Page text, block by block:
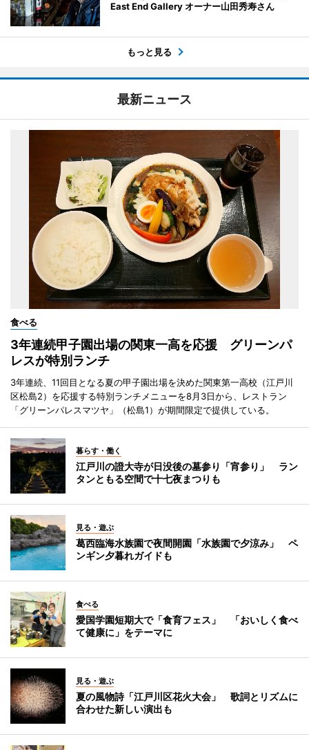
East End Gallery オーナー山田秀寿さん
もっと見る
最新ニュース
食べる
3年連続甲子園出場の関東一高を応援 グリーンパ
レスが特別ランチ
3年連続、11回目となる夏の甲子園出場を決めた関東第一高校（江戸川
区松島2）を応援する特別ランチメニューを8月3日から、レストラン
「グリーンパレスマツヤ」（松島1）が期間限定で提供している。
暮らす・働く
江戸川の證大寺が日没後の墓参り「宵参り」 ラン
タンともる空間で十七夜まつりも
見る・遊ぶ
葛西臨海水族園で夜間開園「水族園で夕涼み」 ペ
ンギン夕暮れガイドも
食べる
愛国学園短期大で「食育フェス」 「おいしく食べ
て健康に」をテーマに
見る・遊ぶ
夏の風物詩「江戸川区花火大会」 歌詞とリズムに
合わせた新しい演出も